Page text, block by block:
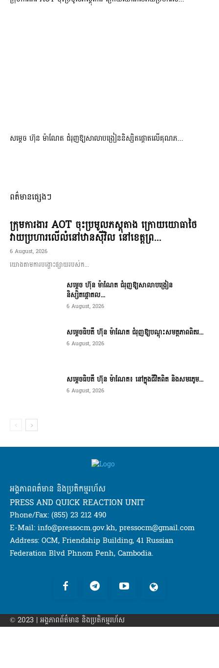
សម្តេច ហ៊ុន ម៉ាណែត ជំរុញឱ្យសាលាបង្រៀននិស្សិតផ្តោតលើគុណភ...
ពត៌មានផ្សេងៗ
ក្រុមការងារ AOT ចុះប្រមូលភស្តុតាង ក្រោយយោធាថៃ
វាយប្រហារលើលំនៅឋានស៊ីវិល នៅខេត្តព្រ...
6 August, 2026
យោងតាមការបង្ហោះផ្សាយរបស់ក...
សម្តេច ហ៊ុន ម៉ាណែត ជំរុញឱ្យសាលាបង្រៀន
និស្សិតផ្តោតល...
6 August, 2026
សម្តេចធិបតី ហ៊ុន ម៉ាណែត ជំរុញឱ្យបណ្តុះសមត្ថភាពពិតរ...
6 August, 2026
សម្តេចធិបតី ហ៊ុន ម៉ាណែត៖ នៅក្នុងជីវិតពិត និងសមរភូម...
6 August, 2026
អង្គភាពពត៌មាន និងប្រតិកម្មរហ័ស
PRESS AND QUICK REACTION UNIT
Phone/Fax: (855) 23 212 490
E-Mail: info@pressocm.gov.kh, pressocm@gmail.com
Address: OCM, Friendship Building, 41 Russian
Federation Blvd Phnom Penh, Cambodia.
© 2023 | អង្គភាព​ព័ត៌មាន​ និងប្រតិកម្មរហ័ស